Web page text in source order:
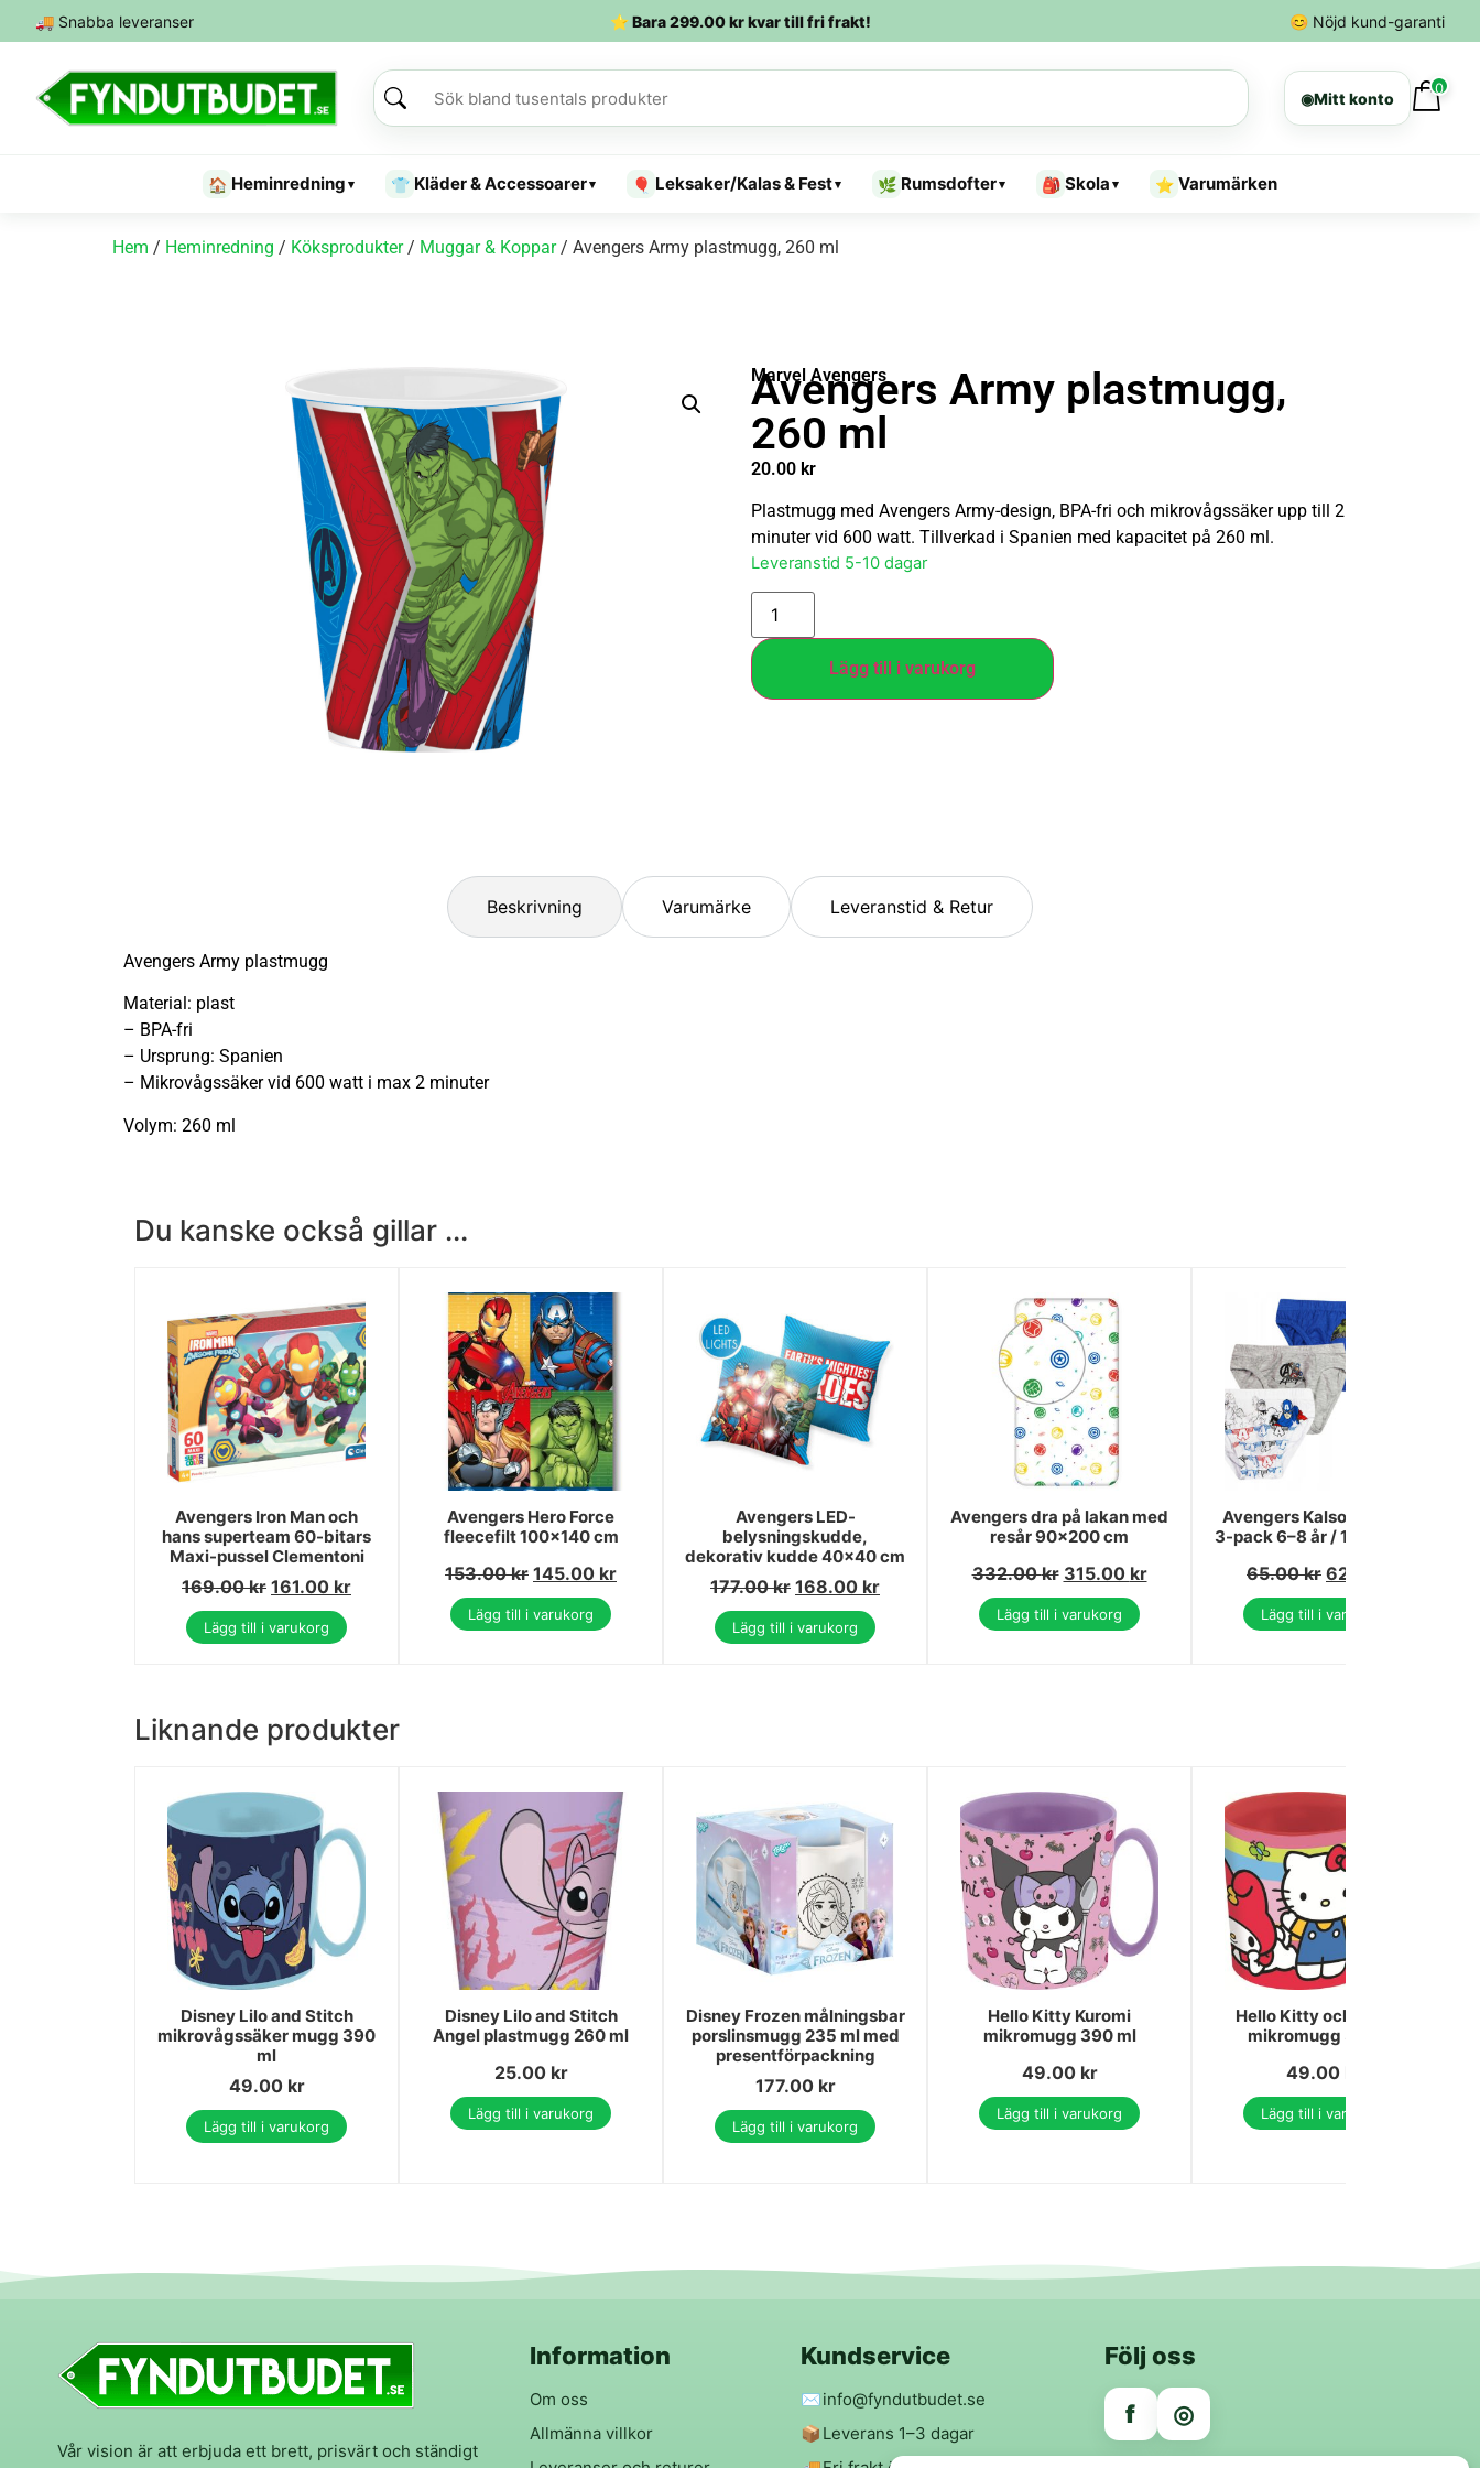
🚚 Snabba leveranser ⭐ Bara299.00krkvar till fri frakt! 😊 Nöjd kund-garanti
◉Mitt konto
0
🏠 Heminredning ▾ 👕 Kläder & Accessoarer▾ 🎈 Leksaker/Kalas & Fest▾ 🌿 Rumsdofter▾ 🎒 Skola ▾ ⭐ Varumärken
Hem / Heminredning / Köksprodukter/ Muggar & Koppar/ Avengers Army plastmugg, 260 ml
Marvel Avengers
Avengers Army plastmugg,
260 ml
20.00 kr
Plastmugg med Avengers Army-design, BPA-fri och mikrovågssäker upp till 2
minuter vid 600 watt. Tillverkad i Spanien med kapacitet på 260 ml.
Leveranstid 5-10 dagar
Lägg till i varukorg
Beskrivning Varumärke Leveranstid & Retur
Avengers Army plastmugg
Material: plast
– BPA-fri
– Ursprung: Spanien
– Mikrovågssäker vid 600 watt i max 2 minuter
Volym: 260 ml
Du kanske också gillar ...
Avengers Iron Man och
hans superteam 60-bitars
Maxi-pussel Clementoni
169.00kr 161.00 kr
Lägg till i varukorg
Avengers Hero Force
fleecefilt 100x140 cm
153.00kr 145.00 kr
Lägg till i varukorg
Avengers LED-
belysningskudde,
dekorativ kudde 40x40 cm
177.00kr 168.00 kr
Lägg till i varukorg
Avengers dra på lakan med
resår 90x200 cm
332.00kr 315.00 kr
Lägg till i varukorg
Avengers Kalsonger Barn
3-pack 6–8 år / 116–128 cm
65.00kr 62.00
Lägg till i varukorg
Liknande produkter
Disney Lilo and Stitch
mikrovågssäker mugg 390
ml
49.00 kr
Lägg till i varukorg
Disney Lilo and Stitch
Angel plastmugg 260 ml
25.00 kr
Lägg till i varukorg
Disney Frozen målningsbar
porslinsmugg 235 ml med
presentförpackning
177.00 kr
Lägg till i varukorg
Hello Kitty Kuromi
mikromugg 390 ml
49.00 kr
Lägg till i varukorg
Hello Kitty och vänner
mikromugg 390 ml
49.00
Lägg till i varukorg
Vår vision är att erbjuda ett brett, prisvärt och ständigt
Information
Om oss
Allmänna villkor
Kundservice
✉️info@fyndutbudet.se
📦 Leverans 1–3 dagar
Följ oss
f ◎